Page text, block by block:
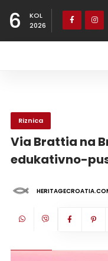
6
KOL
2026
Riznica
Via Brattia na
edukativno-